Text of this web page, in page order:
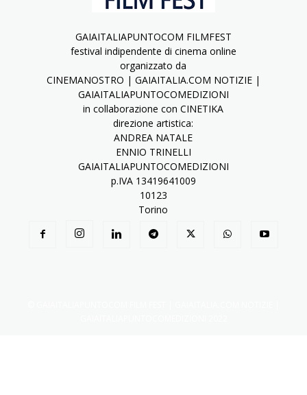
GAIAITALIAPUNTOCOM FILMFEST
festival indipendente di cinema online
organizzato da
CINEMANOSTRO | GAIAITALIA.COM NOTIZIE |
GAIAITALIAPUNTOCOMEDIZIONI
in collaborazione con CINETIKA
direzione artistica:
ANDREA NATALE
ENNIO TRINELLI
GAIAITALIAPUNTOCOMEDIZIONI
p.IVA 13419641009
10123
Torino